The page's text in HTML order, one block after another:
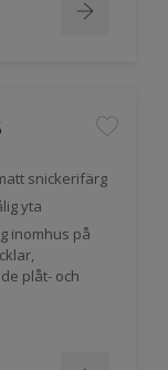
snickerifärg
yta
inomhus på
plåt- och